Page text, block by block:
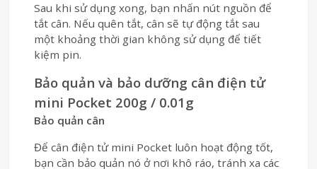
Sau khi sử dụng xong, bạn nhấn nút nguồn để
tắt cân. Nếu quên tắt, cân sẽ tự động tắt sau
một khoảng thời gian không sử dụng để tiết
kiệm pin.
Bảo quản và bảo dưỡng cân điện tử
mini Pocket 200g / 0.01g
Bảo quản cân
Để cân điện tử mini Pocket luôn hoạt động tốt,
bạn cần bảo quản nó ở nơi khô ráo, tránh xa các